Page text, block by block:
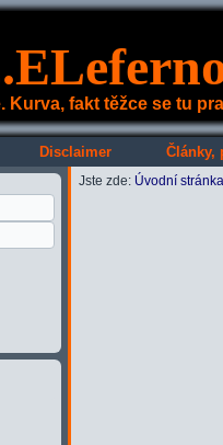
Kurva, fakt těžce se tu
Disclaimer Články,
Jste zde: Úvodní stránka